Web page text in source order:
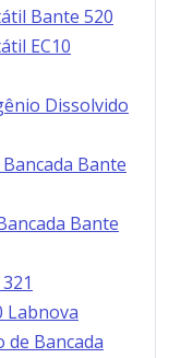
Bante 520
EC10
Dissolvido
Bante
Bante
Labnova
de Bancada